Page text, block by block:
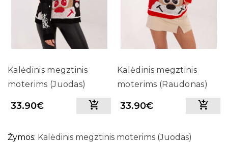
Kalėdinis megztinis
moterims (Juodas)
33.90€
Kalėdinis megztinis
moterims (Raudonas)
33.90€
Žymos: Kalėdinis megztinis moterims (Juodas)